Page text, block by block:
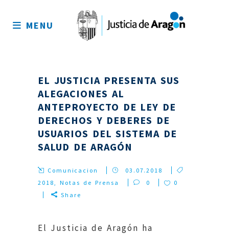
sitio
MENU
EL JUSTICIA PRESENTA SUS
ALEGACIONES AL
ANTEPROYECTO DE LEY DE
DERECHOS Y DEBERES DE
USUARIOS DEL SISTEMA DE
SALUD DE ARAGÓN
Comunicacion
03.07.2018
2018,Notas de Prensa 0
0
Share
El Justicia de Aragón ha